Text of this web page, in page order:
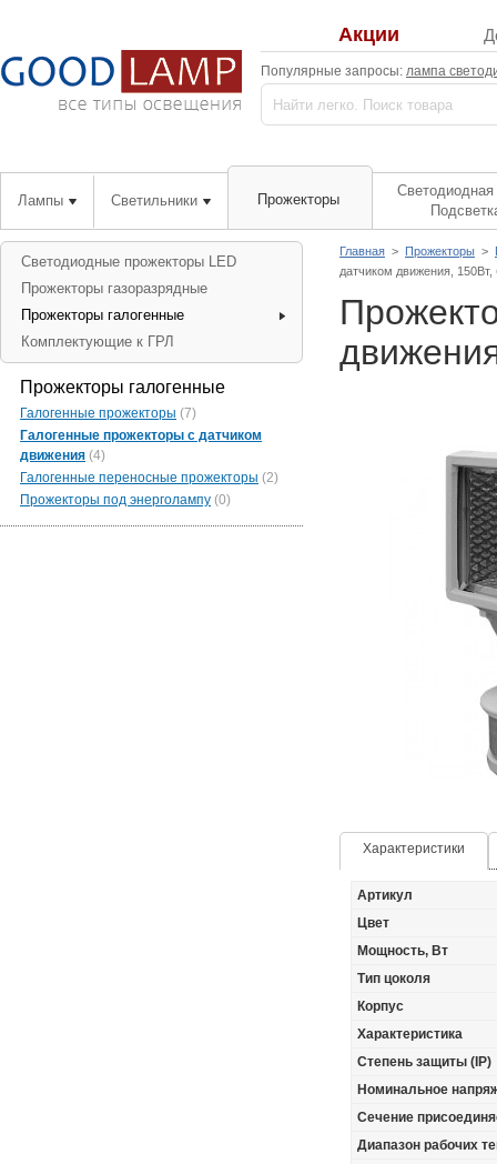
Акции
Популярные запросы: лампа
Лампы Светильники Прожекторы
Светодиодная
Главная > Прожекторы >
датчиком движения,
Характеристики
Артикул
Цвет
Мощность, Вт
Тип цоколя
Корпус
Характеристика
Степень защиты (IP)
Номинальное
Сечение
Диапазон рабочих
Светодиодные прожекторы LED
Прожекторы газоразрядные
Прожекторы галогенные
Комплектующие к ГРЛ
Прожекторы галогенные
Галогенные прожекторы (7)
Галогенные прожекторы с датчиком
движения (4)
Галогенные переносные прожекторы (2)
Прожекторы под энерголампу (0)